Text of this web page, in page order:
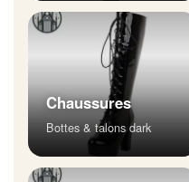
Chaussures
Bottes & talons dark